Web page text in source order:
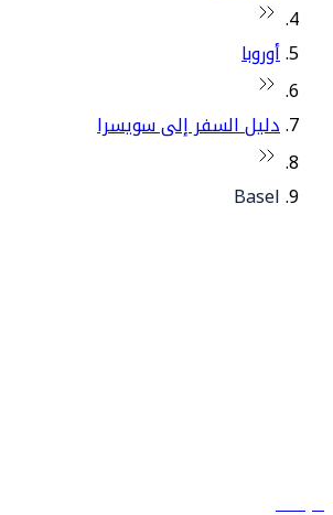
أوروبا
دليل السفر إلى سويسرا
Basel
سياساتنا